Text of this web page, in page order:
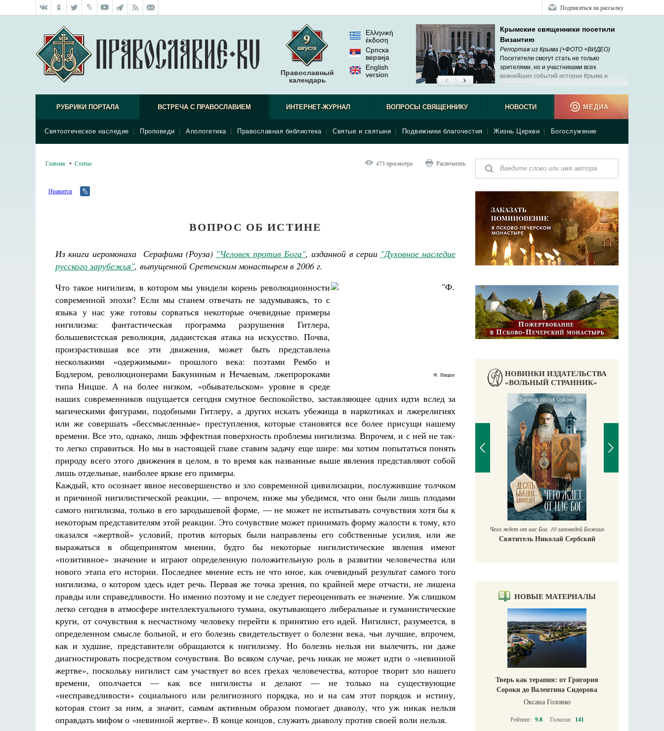
Подписаться на рассылку
Православный
календарь
Ελληνική
έκδοση
Српска
верзиjа
English
version
Крымские священники посетили
Византию
Репортаж из Крыма (+ФОТО +ВИДЕО)
Посетители смогут стать не только
зрителями, но и участниками всех
важнейших событий истории Крыма и
Новороссии.
РУБРИКИ ПОРТАЛА ВСТРЕЧА С ПРАВОСЛАВИЕМ
Святоотеческое наследие Проповеди Апологетика Православная библиотека Святые и святыни Подвижники благочестия Жизнь Церкви Богослужение
ИНТЕРНЕТ-ЖУРНАЛ ВОПРОСЫ СВЯЩЕННИКУ НОВОСТИ МЕДИА
Главная Статьи 473 просмотра Распечатать
Нравится
ВОПРОС ОБ ИСТИНЕ
Из книги иеромонаха Серафима (Роуза) "Человек против Бога", изданной в серии "Духовное наследие
русского зарубежья", выпущенной Сретенским монастырем в 2006 г.
Ф. Ницше
Что такое нигилизм, в котором мы увидели корень революционности
современной эпохи? Если мы станем отвечать не задумываясь, то с
языка у нас уже готовы сорваться некоторые очевидные примеры
нигилизма: фантастическая программа разрушения Гитлера,
большевистская революция, дадаистская атака на искусство. Почва,
произрастившая все эти движения, может быть представлена
несколькими «одержимыми» прошлого века: поэтами Рембо и
Бодлером, революционерами Бакуниным и Нечаевым, лжепророками
типа Ницше. А на более низком, «обывательском» уровне в среде
наших современников ощущается сегодня смутное беспокойство, заставляющее одних идти вслед за
магическими фигурами, подобными Гитлеру, а других искать убежища в наркотиках и лжерелигиях
или же совершать «бессмысленные» преступления, которые становятся все более присущи нашему
времени. Все это, однако, лишь эффектная поверхность проблемы нигилизма. Впрочем, и с ней не так-
то легко справиться. Но мы в настоящей главе ставим задачу еще шире: мы хотим попытаться понять
природу всего этого движения в целом, в то время как названные выше явления представляют собой
лишь отдельные, наиболее яркие его примеры.
Каждый, кто осознает явное несовершенство и зло современной цивилизации, послужившие толчком
и причиной нигилистической реакции, — впрочем, ниже мы убедимся, что они были лишь плодами
самого нигилизма, только в его зародышевой форме, — не может не испытывать сочувствия хотя бы к
некоторым представителям этой реакции. Это сочувствие может принимать форму жалости к тому, кто
оказался «жертвой» условий, против которых были направлены его собственные усилия, или же
выражаться в общепринятом мнении, будто бы некоторые нигилистические явления имеют
«позитивное» значение и играют определенную положительную роль в развитии человечества или
нового этапа его истории. Последнее мнение есть не что иное, как очевидный результат самого того
нигилизма, о котором здесь идет речь. Первая же точка зрения, по крайней мере отчасти, не лишена
правды или справедливости. Но именно поэтому и не следует переоценивать ее значение. Уж слишком
легко сегодня в атмосфере интеллектуального тумана, окутывающего либеральные и гуманистические
круги, от сочувствия к несчастному человеку перейти к принятию его идей. Нигилист, разумеется, в
определенном смысле больной, и его болезнь свидетельствует о болезни века, чьи лучшие, впрочем,
как и худшие, представители обращаются к нигилизму. Но болезнь нельзя ни вылечить, ни даже
диагностировать посредством сочувствия. Во всяком случае, речь никак не может идти о «невинной
жертве», поскольку нигилист сам участвует во всех грехах человечества, которое творит зло нашего
времени, ополчается — как все нигилисты и делают — не только на существующие
«несправедливости» социального или религиозного порядка, но и на сам этот порядок и истину,
которая стоит за ним, а значит, самым активным образом помогает диаволу, что уж никак нельзя
оправдать мифом о «невинной жертве». В конце концов, служить диаволу против своей воли нельзя.
НОВИНКИ ИЗДАТЕЛЬСТВА
«ВОЛЬНЫЙ СТРАННИК»
Разлуки не будет
Фредерика де Грааф Как найти своё место в жизни
Кирилл Мурышев
Великомученик Георгий Победоносец. Научись у
святого
Роман Котов Чего ждет от нас Бог. 10 заповедей Божиих
Святитель Николай Сербский
НОВЫЕ МАТЕРИАЛЫ
Тверь как терапия: от Григория
Сороки до Валентина Сидорова
Оксана Головко
Рейтинг: 9.8 Голосов: 141